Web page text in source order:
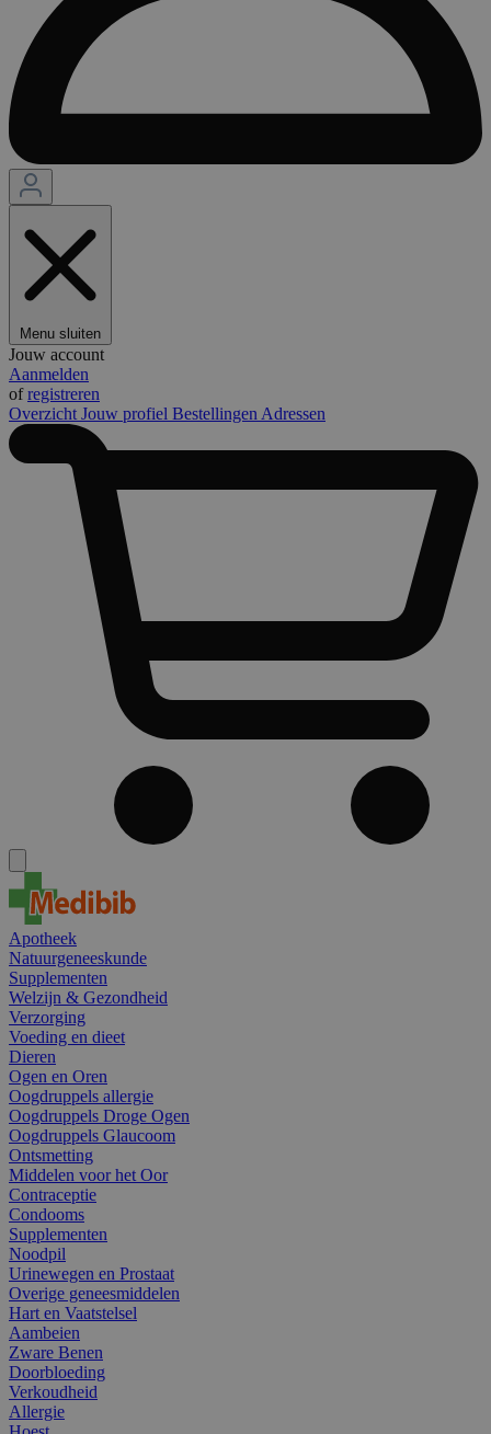
Menu sluiten
Jouw account
Aanmelden
ofregistreren
Overzicht Jouw profiel Bestellingen Adressen
Apotheek
Natuurgeneeskunde
Supplementen
Welzijn & Gezondheid
Verzorging
Voeding en dieet
Dieren
Ogen en Oren
Oogdruppels allergie
Oogdruppels Droge Ogen
Oogdruppels Glaucoom
Ontsmetting
Middelen voor het Oor
Contraceptie
Condooms
Supplementen
Noodpil
Urinewegen en Prostaat
Overige geneesmiddelen
Hart en Vaatstelsel
Aambeien
Zware Benen
Doorbloeding
Verkoudheid
Allergie